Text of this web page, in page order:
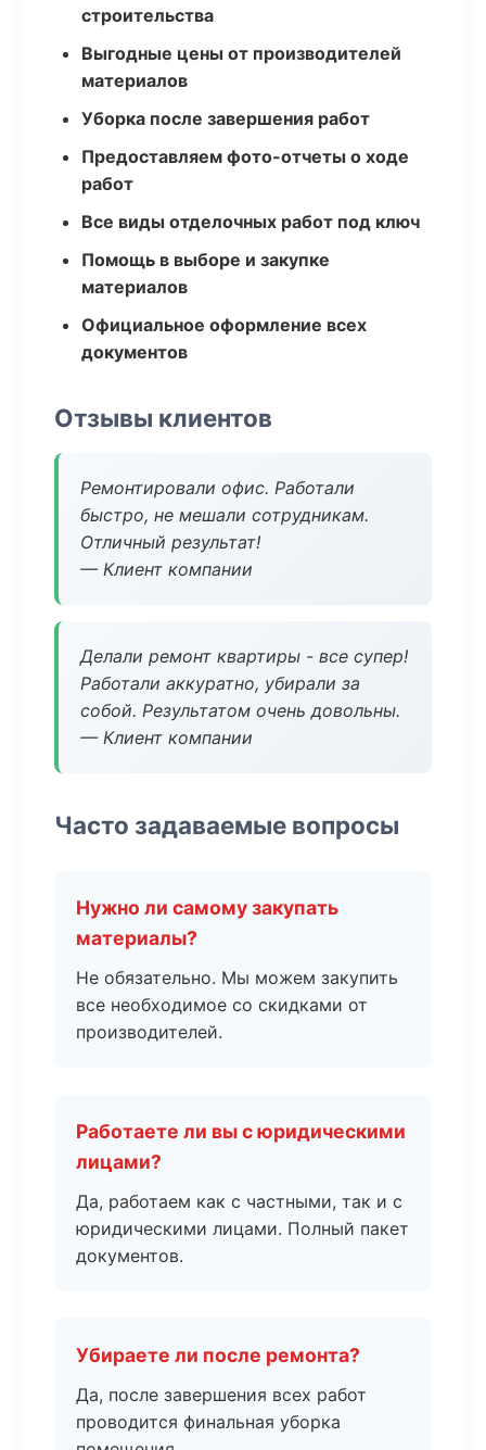
строительства
Выгодные цены от производителей
материалов
Уборка после завершения работ
Предоставляем фото-отчеты о ходе
работ
Все виды отделочных работ под ключ
Помощь в выборе и закупке
материалов
Официальное оформление всех
документов
Отзывы клиентов
Ремонтировали офис. Работали
быстро, не мешали сотрудникам.
Отличный результат!
— Клиент компании
Делали ремонт квартиры - все супер!
Работали аккуратно, убирали за
собой. Результатом очень довольны.
— Клиент компании
Часто задаваемые вопросы
Нужно ли самому закупать
материалы?
Не обязательно. Мы можем закупить
все необходимое со скидками от
производителей.
Работаете ли вы с юридическими
лицами?
Да, работаем как с частными, так и с
юридическими лицами. Полный пакет
документов.
Убираете ли после ремонта?
Да, после завершения всех работ
проводится финальная уборка